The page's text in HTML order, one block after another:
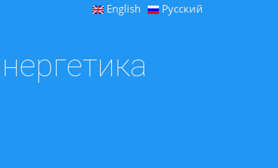
English Русский